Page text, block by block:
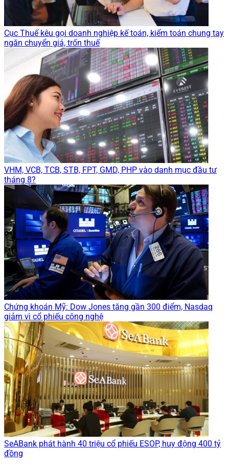
Cục Thuế kêu gọi doanh nghiệp kế toán, kiểm toán chung tay
ngăn chuyển giá, trốn thuế
VHM, VCB, TCB, STB, FPT, GMD, PHP vào danh mục đầu tư
tháng 8?
Chứng khoán Mỹ: Dow Jones tăng gần 300 điểm, Nasdaq
giảm vì cổ phiếu công nghệ
SeABank phát hành 40 triệu cổ phiếu ESOP, huy động 400 tỷ
đồng